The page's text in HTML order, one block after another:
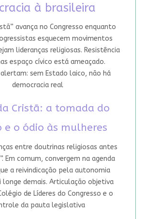
à brasileira
avança no Congresso enquanto
esquecem movimentos
lideranças religiosas. Resistência
espaço cívico está ameaçado.
alertam: sem Estado laico, não há
democracia real
Cristã: a tomada do
e o ódio às mulheres
entre doutrinas religiosas antes
Em comum, convergem na agenda
a reivindicação pela autonomia
demais. Articulação objetiva
de Líderes do Congresso e o
da pauta legislativa